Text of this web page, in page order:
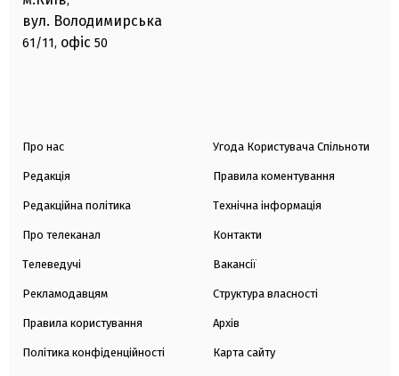
вул. Володимирська
61/11, офіс 50
Про нас
Редакція
Редакційна політика
Про телеканал
Телеведучі
Рекламодавцям
Правила користування
Політика конфіденційності
Угода Користувача Спільноти
Правила коментування
Технічна інформація
Контакти
Вакансії
Структура власності
Архів
Карта сайту